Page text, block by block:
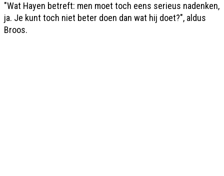
"Wat Hayen betreft: men moet toch eens serieus nadenken,
ja. Je kunt toch niet beter doen dan wat hij doet?", aldus
Broos.